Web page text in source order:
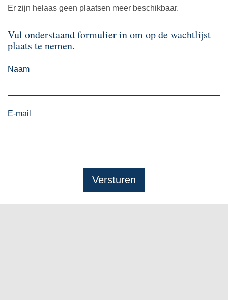
Er zijn helaas geen plaatsen meer beschikbaar.
Vul onderstaand formulier in om op de wachtlijst
plaats te nemen.
Naam
E-mail
Versturen